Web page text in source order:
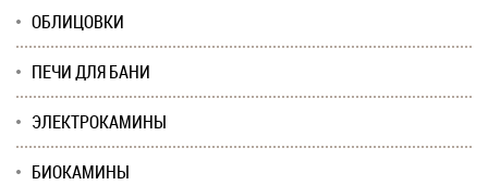
ОБЛИЦОВКИ
ПЕЧИ ДЛЯ БАНИ
ЭЛЕКТРОКАМИНЫ
БИОКАМИНЫ